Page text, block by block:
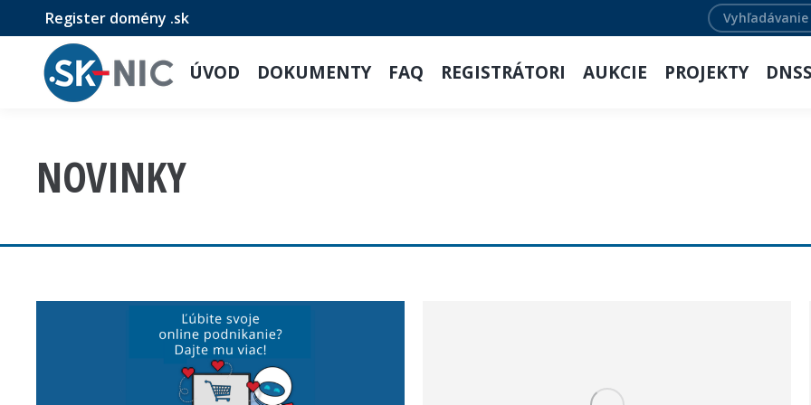
Register domény .sk Search:
ÚVOD DOKUMENTY FAQ REGISTRÁTORI AUKCIE PROJEKTY
NOVINKY